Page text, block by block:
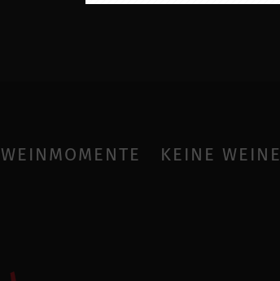
WEINMOMENTE KEINE WEINE